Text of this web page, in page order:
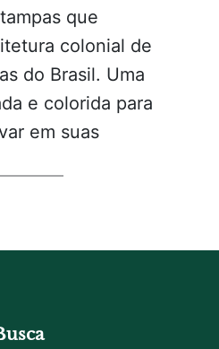
que
colonial de
do Brasil. Uma
e colorida para
em suas